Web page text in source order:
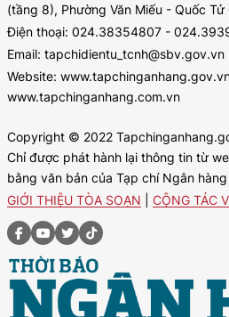
(tầng 8), Phường Văn Miếu - Quốc Tử
Điện thoại: 024.38354807 -
Email: tapchidientu_tcnh@sbv.gov.vn
Website:
www.tapchinganhang.com.vn
Copyright © 2022
Chỉ được phát hành lại thông tin từ
bằng văn bản của Tạp chí Ngân hàng
GIỚI THIỆU TÒA SOẠN
CỘNG TÁC